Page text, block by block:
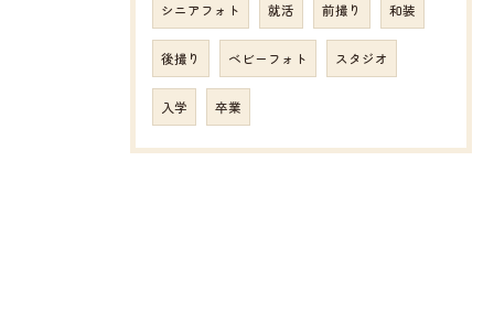
シニアフォト 就活 前撮り 和装
後撮り ベビーフォト スタジオ
入学 卒業